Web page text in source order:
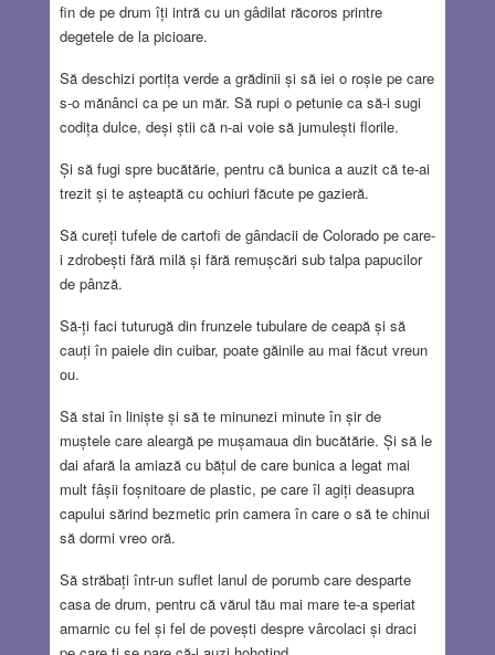
fin de pe drum îți intră cu un gâdilat răcoros printre
degetele de la picioare.
Să deschizi portița verde a grădinii și să iei o roșie pe care
s-o mănânci ca pe un măr. Să rupi o petunie ca să-i sugi
codița dulce, deși știi că n-ai voie să jumulești florile.
Și să fugi spre bucătărie, pentru că bunica a auzit că te-ai
trezit și te așteaptă cu ochiuri făcute pe gazieră.
Să cureți tufele de cartofi de gândacii de Colorado pe care-
i zdrobești fără milă și fără remușcări sub talpa papucilor
de pânză.
Să-ți faci tuturugă din frunzele tubulare de ceapă și să
cauți în paiele din cuibar, poate găinile au mai făcut vreun
ou.
Să stai în liniște și să te minunezi minute în șir de
muștele care aleargă pe mușamaua din bucătărie. Și să le
dai afară la amiază cu bățul de care bunica a legat mai
mult fâșii foșnitoare de plastic, pe care îl agiți deasupra
capului sărind bezmetic prin camera în care o să te chinui
să dormi vreo oră.
Să străbați într-un suflet lanul de porumb care desparte
casa de drum, pentru că vărul tău mai mare te-a speriat
amarnic cu fel și fel de povești despre vârcolaci și draci